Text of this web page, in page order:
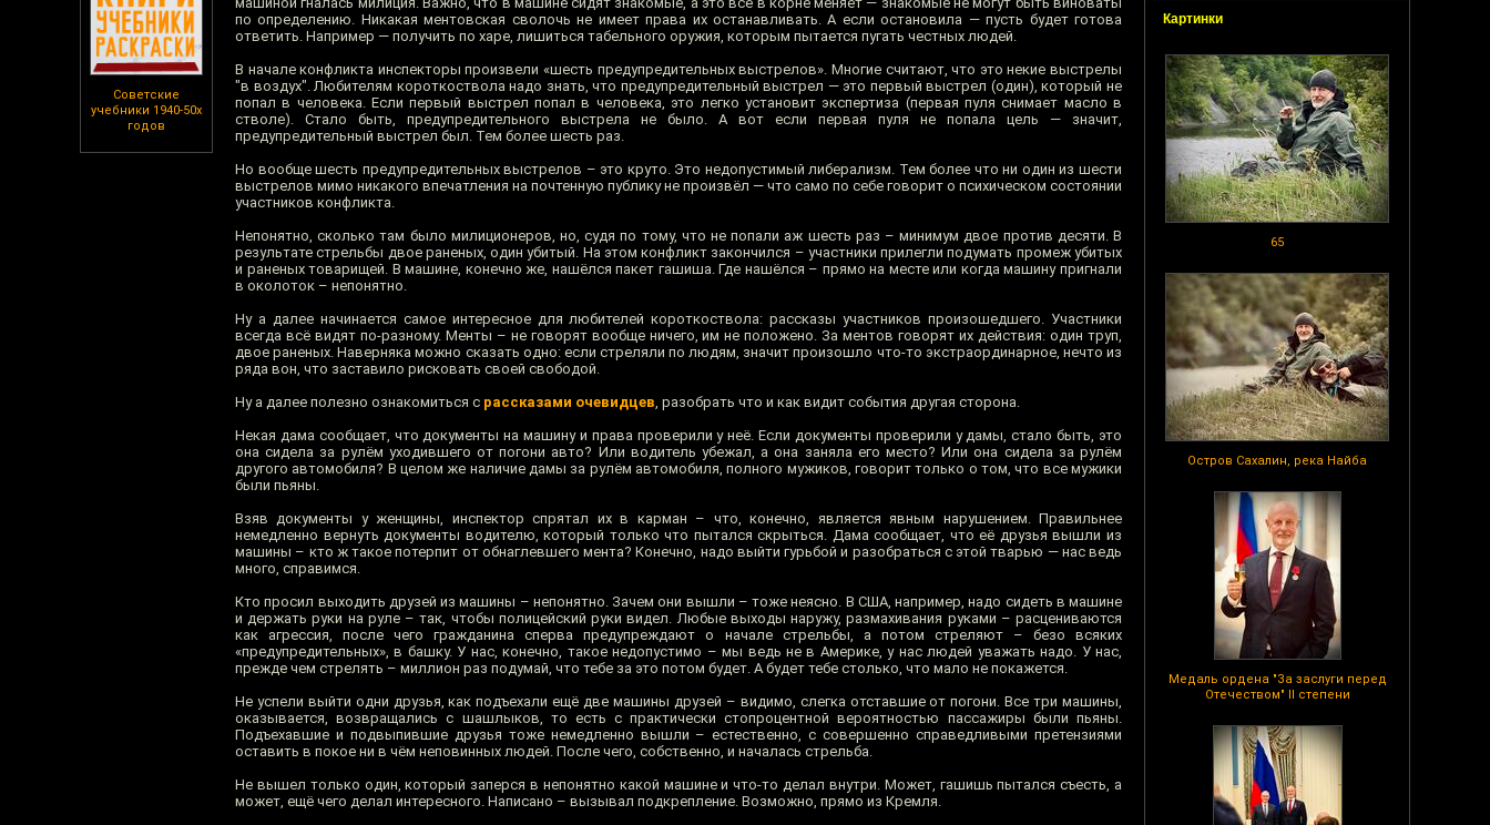
Советские
учебники 1940-50х
годов
Картинки
65
Остров Сахалин, река Найба
Медаль ордена "За заслуги перед
Отечеством" II степени
по определению. Никакая ментовская сволочь не имеет права их останавливать. А если остановила — пусть будет готова
ответить. Например — получить по харе, лишиться табельного оружия, которым пытается пугать честных людей.
В начале конфликта инспекторы произвели «шесть предупредительных выстрелов». Многие считают, что это некие выстрелы
"в воздух". Любителям короткоствола надо знать, что предупредительный выстрел — это первый выстрел (один), который не
попал в человека. Если первый выстрел попал в человека, это легко установит экспертиза (первая пуля снимает масло в
стволе). Стало быть, предупредительного выстрела не было. А вот если первая пуля не попала цель — значит,
предупредительный выстрел был. Тем более шесть раз.
Но вообще шесть предупредительных выстрелов – это круто. Это недопустимый либерализм. Тем более что ни один из шести
выстрелов мимо никакого впечатления на почтенную публику не произвёл — что само по себе говорит о психическом состоянии
участников конфликта.
Непонятно, сколько там было милиционеров, но, судя по тому, что не попали аж шесть раз – минимум двое против десяти. В
результате стрельбы двое раненых, один убитый. На этом конфликт закончился – участники прилегли подумать промеж убитых
и раненых товарищей. В машине, конечно же, нашёлся пакет гашиша. Где нашёлся – прямо на месте или когда машину пригнали
в околоток – непонятно.
Ну а далее начинается самое интересное для любителей короткоствола: рассказы участников произошедшего. Участники
всегда всё видят по-разному. Менты – не говорят вообще ничего, им не положено. За ментов говорят их действия: один труп,
двое раненых. Наверняка можно сказать одно: если стреляли по людям, значит произошло что-то экстраординарное, нечто из
ряда вон, что заставило рисковать своей свободой.
Ну а далее полезно ознакомиться с рассказами очевидцев, разобрать что и как видит события другая сторона.
Некая дама сообщает, что документы на машину и права проверили у неё. Если документы проверили у дамы, стало быть, это
она сидела за рулём уходившего от погони авто? Или водитель убежал, а она заняла его место? Или она сидела за рулём
другого автомобиля? В целом же наличие дамы за рулём автомобиля, полного мужиков, говорит только о том, что все мужики
были пьяны.
Взяв документы у женщины, инспектор спрятал их в карман – что, конечно, является явным нарушением. Правильнее
немедленно вернуть документы водителю, который только что пытался скрыться. Дама сообщает, что её друзья вышли из
машины – кто ж такое потерпит от обнаглевшего мента? Конечно, надо выйти гурьбой и разобраться с этой тварью — нас ведь
много, справимся.
Кто просил выходить друзей из машины – непонятно. Зачем они вышли – тоже неясно. В США, например, надо сидеть в машине
и держать руки на руле – так, чтобы полицейский руки видел. Любые выходы наружу, размахивания руками – расцениваются
как агрессия, после чего гражданина сперва предупреждают о начале стрельбы, а потом стреляют – безо всяких
«предупредительных», в башку. У нас, конечно, такое недопустимо – мы ведь не в Америке, у нас людей уважать надо. У нас,
прежде чем стрелять – миллион раз подумай, что тебе за это потом будет. А будет тебе столько, что мало не покажется.
Не успели выйти одни друзья, как подъехали ещё две машины друзей – видимо, слегка отставшие от погони. Все три машины,
оказывается, возвращались с шашлыков, то есть с практически стопроцентной вероятностью пассажиры были пьяны.
Подъехавшие и подвыпившие друзья тоже немедленно вышли – естественно, с совершенно справедливыми претензиями
оставить в покое ни в чём неповинных людей. После чего, собственно, и началась стрельба.
Не вышел только один, который заперся в непонятно какой машине и что-то делал внутри. Может, гашишь пытался съесть, а
может, ещё чего делал интересного. Написано – вызывал подкрепление. Возможно, прямо из Кремля.